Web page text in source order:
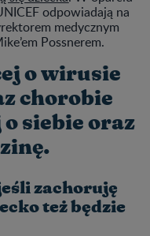
odpowiadają na
medycznym
Possnerem.
o wirusie
chorobie
siebie oraz
zachoruję
też będzie